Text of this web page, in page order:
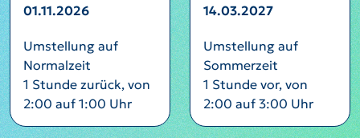
01.11.2026
Umstellung auf
Normalzeit
1 Stunde zurück, von
2:00 auf 1:00 Uhr
14.03.2027
Umstellung auf
Sommerzeit
1 Stunde vor, von
2:00 auf 3:00 Uhr